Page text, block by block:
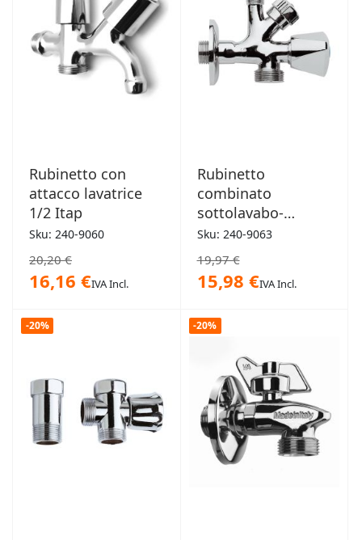
Rubinetto con
attacco lavatrice
1/2 Itap
Sku: 240-9060
20,20 €
16,16 €IVA Incl.
Rubinetto
combinato
sottolavabo-
lavatrice 1/2 x 3/4
Sku: 240-9063
19,97 €
15,98 €IVA Incl.
-20% -20%